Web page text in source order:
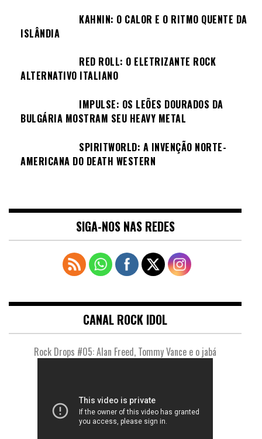
KAHNIN: O CALOR E O RITMO QUENTE DA
ISLÂNDIA
RED ROLL: O ELETRIZANTE ROCK
ALTERNATIVO ITALIANO
IMPULSE: OS LEÕES DOURADOS DA
BULGÁRIA MOSTRAM SEU HEAVY METAL
SPIRITWORLD: A INVENÇÃO NORTE-
AMERICANA DO DEATH WESTERN
SIGA-NOS NAS REDES
CANAL ROCK IDOL
Rock Drops #05: Alan Freed, Tommy Vance e o jabá